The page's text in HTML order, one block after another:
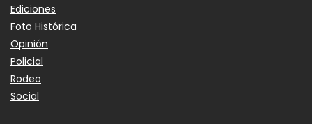
Ediciones
Foto Histórica
Opinión
Policial
Rodeo
Social